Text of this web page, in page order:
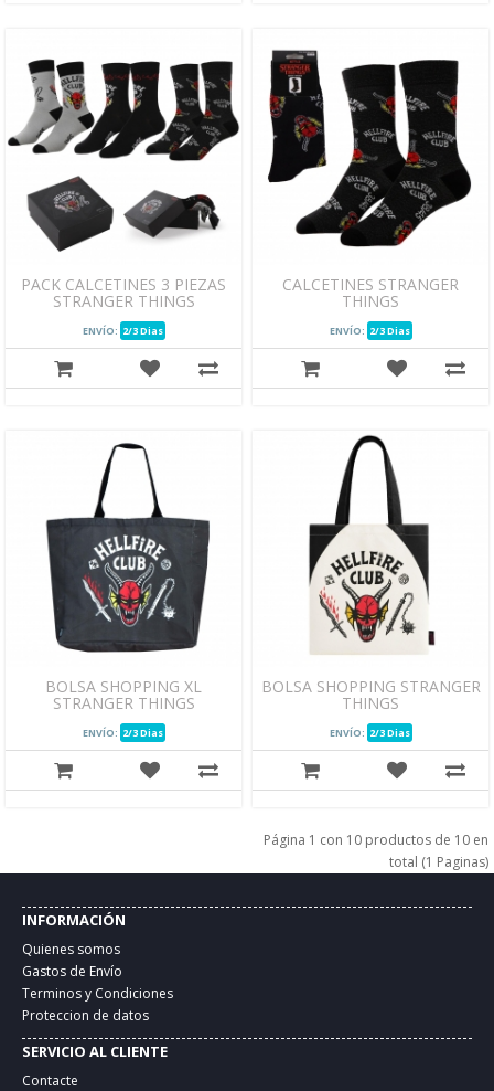
PACK CALCETINES 3 PIEZAS
STRANGER THINGS
ENVÍO: 2/3 Dias
CALCETINES STRANGER
THINGS
ENVÍO: 2/3 Dias
BOLSA SHOPPING XL
STRANGER THINGS
ENVÍO: 2/3 Dias
BOLSA SHOPPING STRANGER
THINGS
ENVÍO: 2/3 Dias
Página 1 con 10 productos de 10 en
total (1 Paginas)
INFORMACIÓN
Quienes somos
Gastos de Envío
Terminos y Condiciones
Proteccion de datos
SERVICIO AL CLIENTE
Contacte